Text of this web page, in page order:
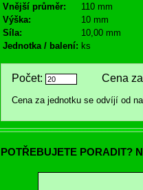
Vnější průměr:
110 mm
Výška:
10 mm
Síla:
10,00 mm
Jednotka / balení: ks
Počet: Cena za
Cena za jednotku se odvíjí od
POTŘEBUJETE PORADIT?